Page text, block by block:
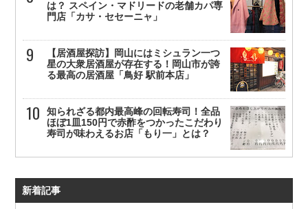
は？ スペイン・マドリードの老舗カパ専
門店「カサ・セセーニャ」
【居酒屋探訪】岡山にはミシュラン一つ
星の大衆居酒屋が存在する！岡山市が誇
る最高の居酒屋「鳥好 駅前本店」
知られざる都内最高峰の回転寿司！全品
ほぼ1皿150円で赤酢をつかったこだわり
寿司が味わえるお店「もり一」とは？
新着記事